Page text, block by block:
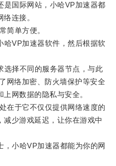
国际网站，小哈VP加速器都
连接。
单方便。
VP加速器软件，然后根据软
择不同的服务器节点，与此
网络加密、防火墙保护等安全
网数据的隐私与安全。
于它不仅仅提供网络速度的
少游戏延迟，让你在游戏中
小哈VP加速器都能为你的网